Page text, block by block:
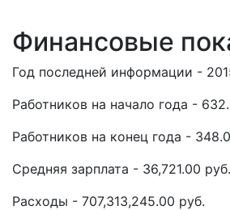
Финансовые
Год последней информации -
Работников на начало года -
Работников на конец года -
Средняя зарплата - 36,721.00 руб.
Расходы - 707,313,245.00 руб.